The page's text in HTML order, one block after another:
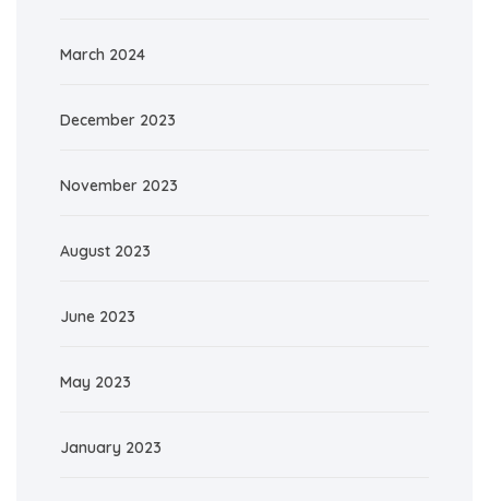
March 2024
December 2023
November 2023
August 2023
June 2023
May 2023
January 2023